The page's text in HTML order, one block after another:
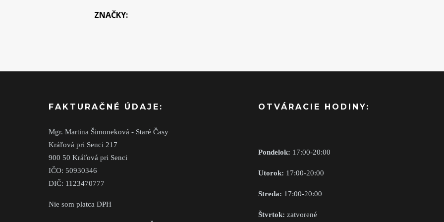
ZNAČKY:
FAKTURAČNÉ ÚDAJE:
Mgr. Martina Šimoneková - Staré Časy
Kráľová pri Senci 217
900 50 Kráľová pri Senci
IČO: 50930346
DIČ: 1123470777
Nie som platca DPH
OTVÁRACIE HODINY:
Pondelok: 17:00-20:00
Utorok: 17:00-20:00
Streda: 17:00-20:00
Štvrtok: zatvorené